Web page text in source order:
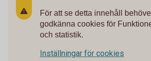
För att se detta innehåll
godkänna cookies för
och statistik.
Inställningar för cookies